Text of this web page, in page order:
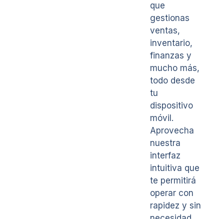
que
gestionas
ventas,
inventario,
finanzas y
mucho más,
todo desde
tu
dispositivo
móvil.
Aprovecha
nuestra
interfaz
intuitiva que
te permitirá
operar con
rapidez y sin